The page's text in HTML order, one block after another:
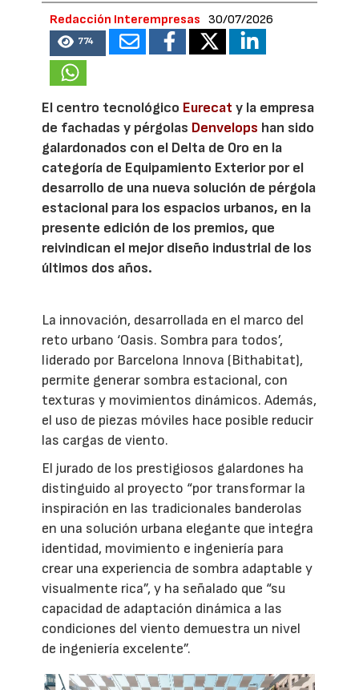
Redacción Interempresas 30/07/2026
774
El centro tecnológico Eurecat y la empresa
de fachadas y pérgolas Denvelops han sido
galardonados con el Delta de Oro en la
categoría de Equipamiento Exterior por el
desarrollo de una nueva solución de pérgola
estacional para los espacios urbanos, en la
presente edición de los premios, que
reivindican el mejor diseño industrial de los
últimos dos años.
La innovación, desarrollada en el marco del
reto urbano ‘Oasis. Sombra para todos’,
liderado por Barcelona Innova (Bithabitat),
permite generar sombra estacional, con
texturas y movimientos dinámicos. Además,
el uso de piezas móviles hace posible reducir
las cargas de viento.
El jurado de los prestigiosos galardones ha
distinguido al proyecto “por transformar la
inspiración en las tradicionales banderolas
en una solución urbana elegante que integra
identidad, movimiento e ingeniería para
crear una experiencia de sombra adaptable y
visualmente rica”, y ha señalado que “su
capacidad de adaptación dinámica a las
condiciones del viento demuestra un nivel
de ingeniería excelente”.